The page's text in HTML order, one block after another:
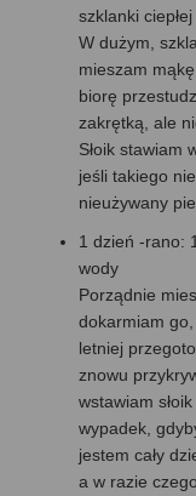
szklanki
W dużym,
mieszam
biorę
zakrętką, ale
Słoik stawiam
jeśli takiego
nieużywany
1 dzień -rano:
wody
Porządnie
dokarmiam
letniej
znowu
wstawiam
wypadek,
jestem cały
a w razie